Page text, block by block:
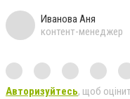
Иванова Аня
контент-менеджер
Авторизуйтесь, щоб